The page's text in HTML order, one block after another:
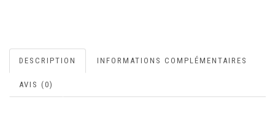
DESCRIPTION INFORMATIONS COMPLÉMENTAIRES
AVIS (0)